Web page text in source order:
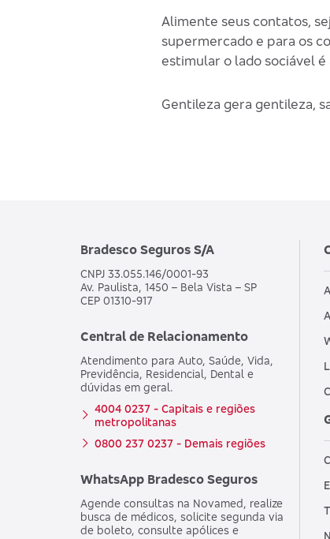
Alimente seus contatos,
supermercado e para os
estimular o lado sociável
Gentileza gera gentileza,
Bradesco Seguros S/A
CNPJ 33.055.146/0001-93
Av. Paulista, 1450 – Bela Vista – SP
CEP 01310-917
Central de Relacionamento
Atendimento para Auto, Saúde, Vida,
Previdência, Residencial, Dental e
dúvidas em geral.
4004 0237 - Capitais e regiões
metropolitanas
0800 237 0237 - Demais regiões
WhatsApp Bradesco Seguros
Agende consultas na Novamed, realize
busca de médicos, solicite segunda via
de boleto, consulte apólices e